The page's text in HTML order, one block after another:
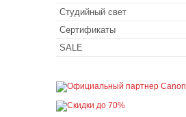
Студийный свет
Сертификаты
SALE